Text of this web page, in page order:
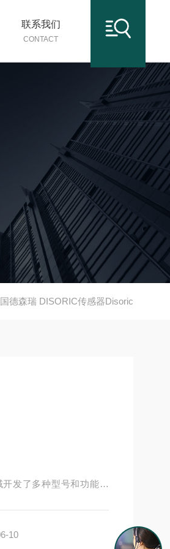
联系我们
CONTACT
德森瑞 DISORIC传感器Disoric
发了多种型号和功能原
10